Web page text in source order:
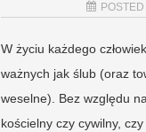
POSTED
W życiu każdego
ważnych jak ślub (oraz
weselne). Bez względu
kościelny czy cywilny,